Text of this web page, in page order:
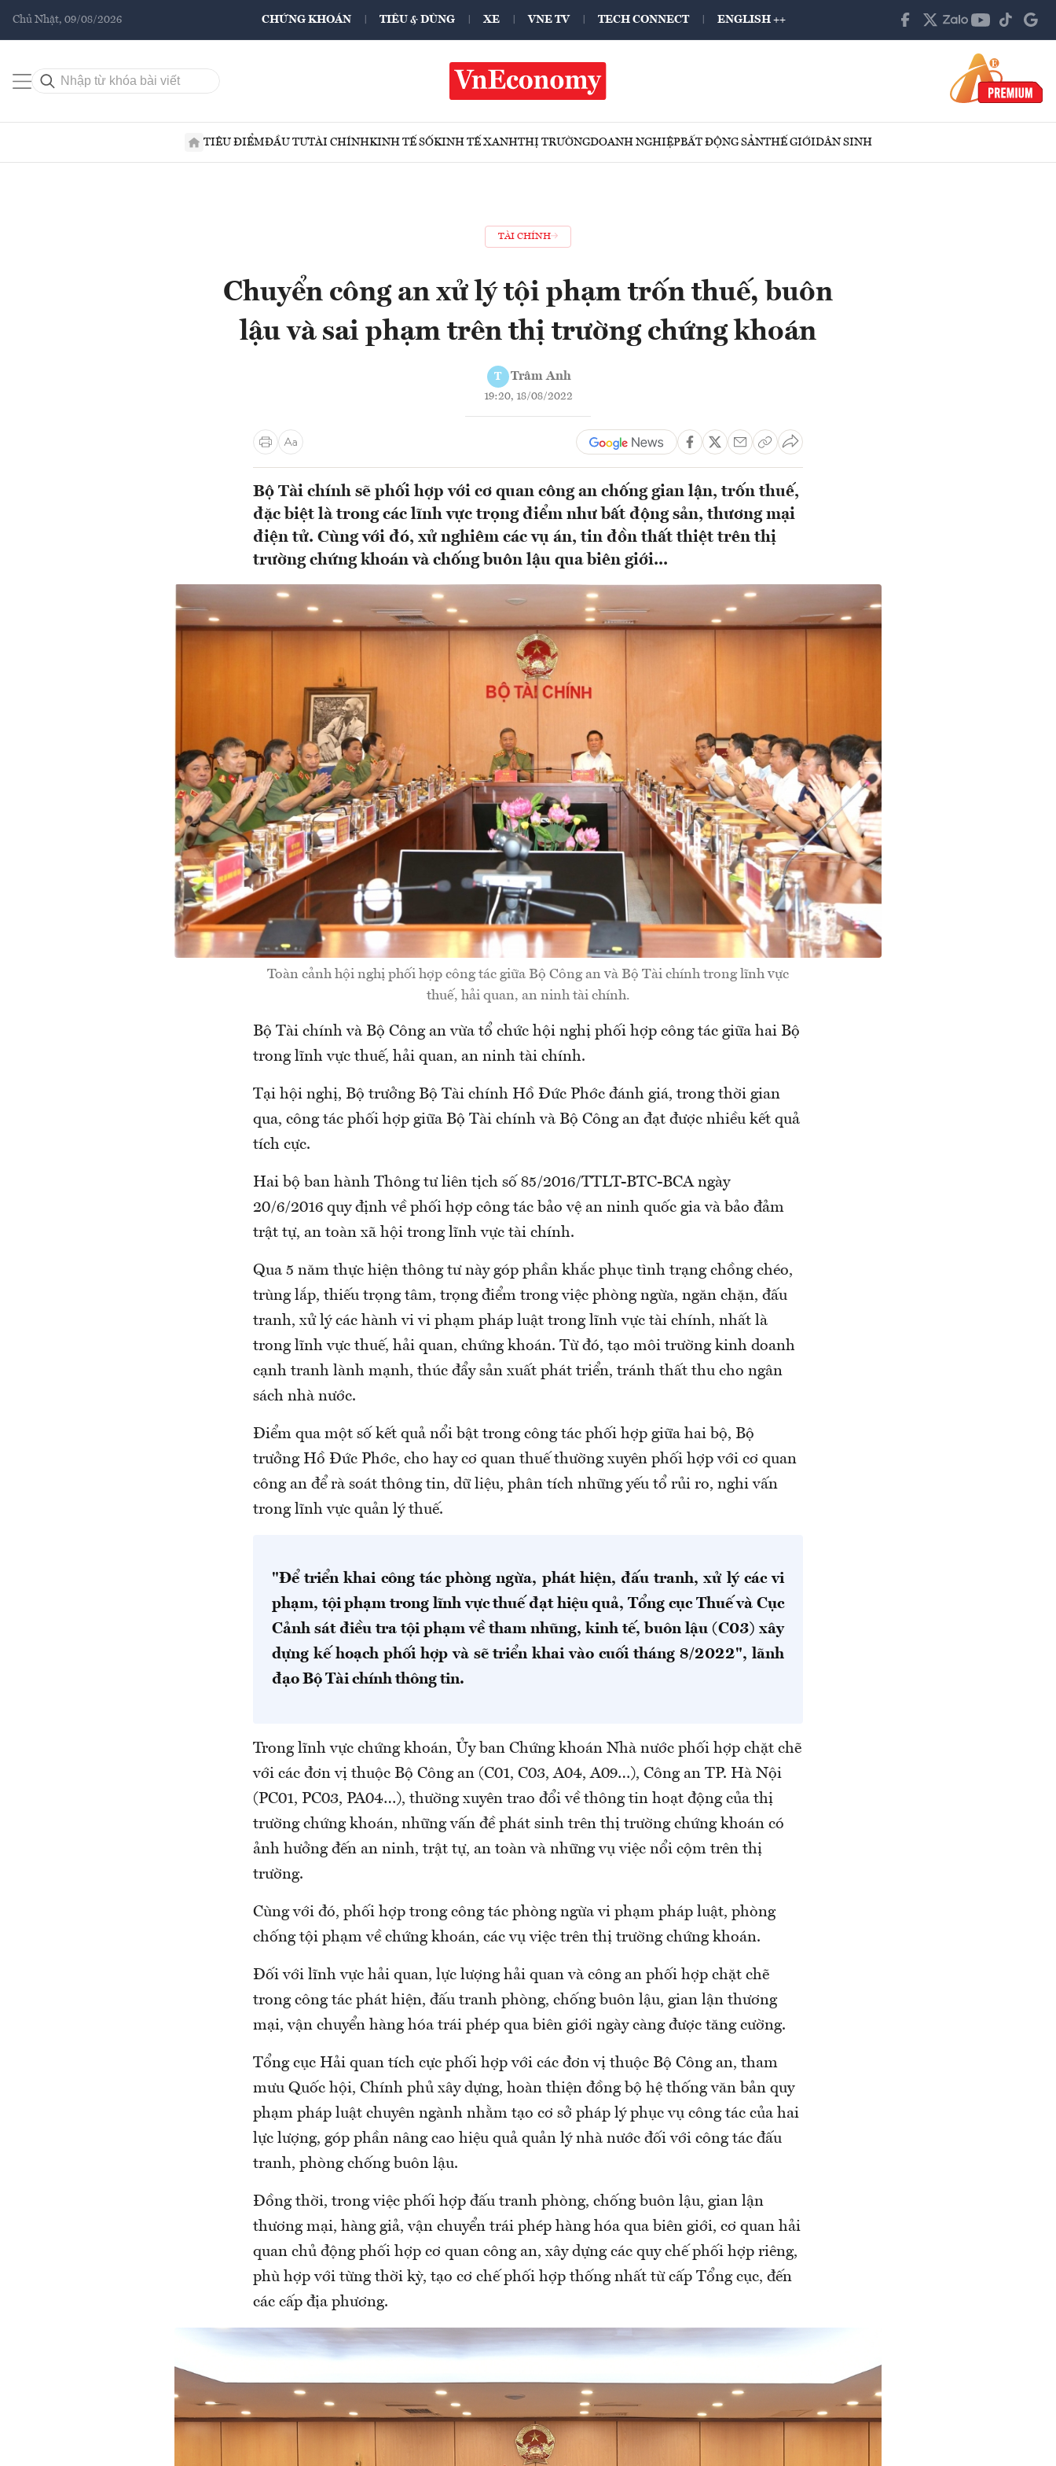
Chủ Nhật, 09/08/2026 CHỨNG KHOÁN TIÊU & DÙNG XE VNE TV TECH CONNECT ENGLISH ++
TIÊU ĐIỂMĐẦU TƯTÀI CHÍNHKINH TẾ SỐKINH TẾ XANHTHỊ TRƯỜNGDOANH NGHIỆPBẤT ĐỘNG SẢNTHẾ GIỚIDÂN SINH
TÀI CHÍNH
Chuyển công an xử lý tội phạm trốn thuế, buôn
lậu và sai phạm trên thị trường chứng khoán
T Trâm Anh
19:20, 18/08/2022
Bộ Tài chính sẽ phối hợp với cơ quan công an chống gian lận, trốn thuế,
đặc biệt là trong các lĩnh vực trọng điểm như bất động sản, thương mại
điện tử. Cùng với đó, xử nghiêm các vụ án, tin đồn thất thiệt trên thị
trường chứng khoán và chống buôn lậu qua biên giới...
Toàn cảnh hội nghị phối hợp công tác giữa Bộ Công an và Bộ Tài chính trong lĩnh vực
thuế, hải quan, an ninh tài chính.
Bộ Tài chính và Bộ Công an vừa tổ chức hội nghị phối hợp công tác giữa hai Bộ
trong lĩnh vực thuế, hải quan, an ninh tài chính.
Tại hội nghị, Bộ trưởng Bộ Tài chính Hồ Đức Phớc đánh giá, trong thời gian
qua, công tác phối hợp giữa Bộ Tài chính và Bộ Công an đạt được nhiều kết quả
tích cực.
Hai bộ ban hành Thông tư liên tịch số 85/2016/TTLT-BTC-BCA ngày
20/6/2016 quy định về phối hợp công tác bảo vệ an ninh quốc gia và bảo đảm
trật tự, an toàn xã hội trong lĩnh vực tài chính.
Qua 5 năm thực hiện thông tư này góp phần khắc phục tình trạng chồng chéo,
trùng lắp, thiếu trọng tâm, trọng điểm trong việc phòng ngừa, ngăn chặn, đấu
tranh, xử lý các hành vi vi phạm pháp luật trong lĩnh vực tài chính, nhất là
trong lĩnh vực thuế, hải quan, chứng khoán. Từ đó, tạo môi trường kinh doanh
cạnh tranh lành mạnh, thúc đẩy sản xuất phát triển, tránh thất thu cho ngân
sách nhà nước.
Điểm qua một số kết quả nổi bật trong công tác phối hợp giữa hai bộ, Bộ
trưởng Hồ Đức Phớc, cho hay cơ quan thuế thường xuyên phối hợp với cơ quan
công an để rà soát thông tin, dữ liệu, phân tích những yếu tổ rủi ro, nghi vấn
trong lĩnh vực quản lý thuế.
"Để triển khai công tác phòng ngừa, phát hiện, đấu tranh, xử lý các vi
phạm, tội phạm trong lĩnh vực thuế đạt hiệu quả, Tổng cục Thuế và Cục
Cảnh sát điều tra tội phạm về tham nhũng, kinh tế, buôn lậu (C03) xây
dựng kế hoạch phối hợp và sẽ triển khai vào cuối tháng 8/2022", lãnh
đạo Bộ Tài chính thông tin.
Trong lĩnh vực chứng khoán, Ủy ban Chứng khoán Nhà nước phối hợp chặt chẽ
với các đơn vị thuộc Bộ Công an (C01, C03, A04, A09…), Công an TP. Hà Nội
(PC01, PC03, PA04…), thường xuyên trao đổi về thông tin hoạt động của thị
trường chứng khoán, những vấn đề phát sinh trên thị trường chứng khoán có
ảnh hưởng đến an ninh, trật tự, an toàn và những vụ việc nổi cộm trên thị
trường.
Cùng với đó, phối hợp trong công tác phòng ngừa vi phạm pháp luật, phòng
chống tội phạm về chứng khoán, các vụ việc trên thị trường chứng khoán.
Đối với lĩnh vực hải quan, lực lượng hải quan và công an phối hợp chặt chẽ
trong công tác phát hiện, đấu tranh phòng, chống buôn lậu, gian lận thương
mại, vận chuyển hàng hóa trái phép qua biên giới ngày càng được tăng cường.
Tổng cục Hải quan tích cực phối hợp với các đơn vị thuộc Bộ Công an, tham
mưu Quốc hội, Chính phủ xây dựng, hoàn thiện đồng bộ hệ thống văn bản quy
phạm pháp luật chuyên ngành nhằm tạo cơ sở pháp lý phục vụ công tác của hai
lực lượng, góp phần nâng cao hiệu quả quản lý nhà nước đối với công tác đấu
tranh, phòng chống buôn lậu.
Đồng thời, trong việc phối hợp đấu tranh phòng, chống buôn lậu, gian lận
thương mại, hàng giả, vận chuyển trái phép hàng hóa qua biên giới, cơ quan hải
quan chủ động phối hợp cơ quan công an, xây dựng các quy chế phối hợp riêng,
phù hợp với từng thời kỳ, tạo cơ chế phối hợp thống nhất từ cấp Tổng cục, đến
các cấp địa phương.